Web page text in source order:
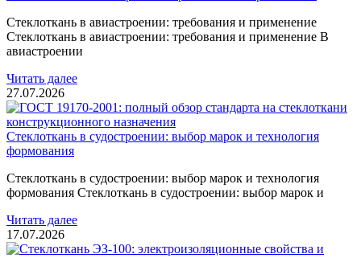
Стеклоткань в авиастроении: требования и применение
Стеклоткань в авиастроении: требования и применение В
авиастроении
Читать далее
27.07.2026
Стеклоткань в судостроении: выбор марок и технология
формования
Стеклоткань в судостроении: выбор марок и технология
формования Стеклоткань в судостроении: выбор марок и
Читать далее
17.07.2026